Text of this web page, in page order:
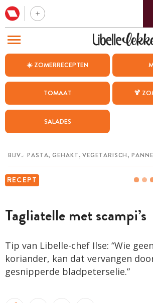
☀️ ZOMERRECEPTEN
TOMAAT 🍹
SALADES
RECEPT
Tagliatelle met scampi’s
Tip van Libelle-chef Ilse: “Wie
koriander, kan dat vervangen
gesnipperde bladpeterselie.”
BEZOEK ONZE ANDERE WEBSITES
WEEKMENU
CHAT MET MAIA
MIJN BEWAARDE RECEPTEN